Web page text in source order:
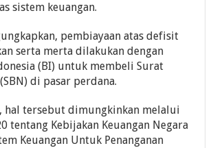
sistem keuangan.
pembiayaan atas defisit
serta merta dilakukan dengan
(BI) untuk membeli Surat
di pasar perdana.
hal tersebut dimungkinkan melalui
tentang Kebijakan Keuangan Negara
Keuangan Untuk Penanganan